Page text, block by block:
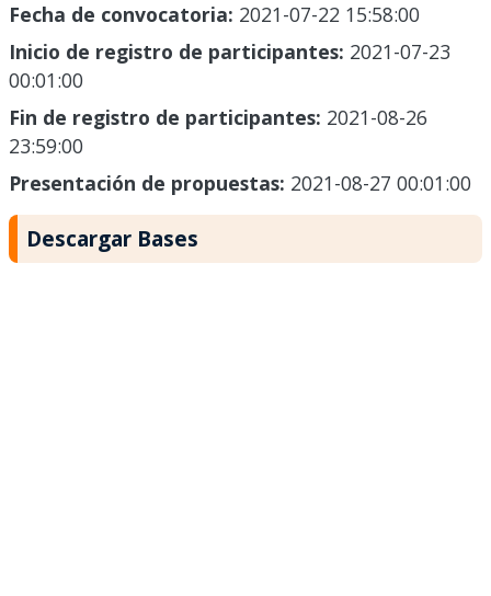
Fecha de convocatoria: 2021-07-22 15:58:00
Inicio de registro de participantes: 2021-07-23
00:01:00
Fin de registro de participantes: 2021-08-26
23:59:00
Presentación de propuestas: 2021-08-27 00:01:00
Descargar Bases